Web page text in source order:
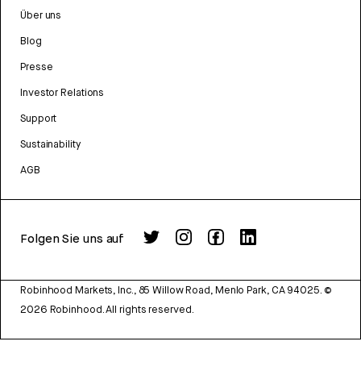
Über uns
Blog
Presse
Investor Relations
Support
Sustainability
AGB
Folgen Sie uns auf
Robinhood Markets, Inc., 85 Willow Road, Menlo Park, CA 94025. ©
2026 Robinhood. All rights reserved.